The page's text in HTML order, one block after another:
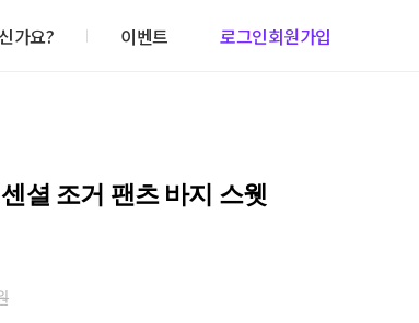
가요? 이벤트 로그인회원가입
셜 조거 팬츠 바지 스웻